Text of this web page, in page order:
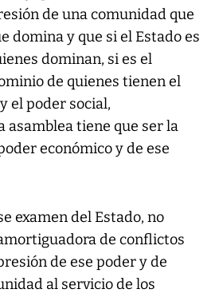
de una comunidad que
domina y que si el Estado es
dominan, si es el
de quienes tienen el
el poder social,
asamblea tiene que ser la
económico y de ese
examen del Estado, no
de conflictos
de ese poder y de
al servicio de los